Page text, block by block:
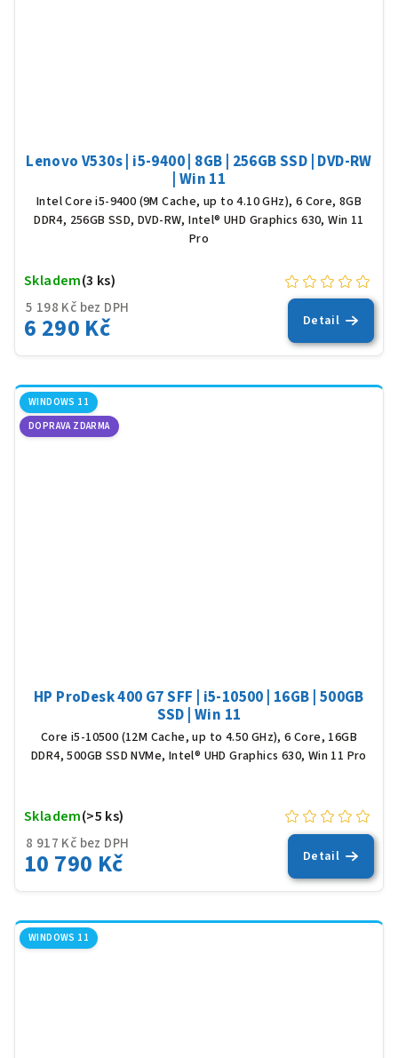
Lenovo V530s | i5-9400 | 8GB | 256GB SSD | DVD-RW
| Win 11
Intel Core i5-9400 (9M Cache, up to 4.10 GHz), 6 Core, 8GB
DDR4, 256GB SSD, DVD-RW, Intel® UHD Graphics 630, Win 11
Pro
5 198 Kč bez DPH
6 290 Kč
Skladem(3 ks)
Detail
WINDOWS 11
DOPRAVA ZDARMA
HP ProDesk 400 G7 SFF | i5-10500 | 16GB | 500GB
SSD | Win 11
Core i5-10500 (12M Cache, up to 4.50 GHz), 6 Core, 16GB
DDR4, 500GB SSD NVMe, Intel® UHD Graphics 630, Win 11 Pro
8 917 Kč bez DPH
10 790 Kč
Skladem(>5 ks)
Detail
WINDOWS 11